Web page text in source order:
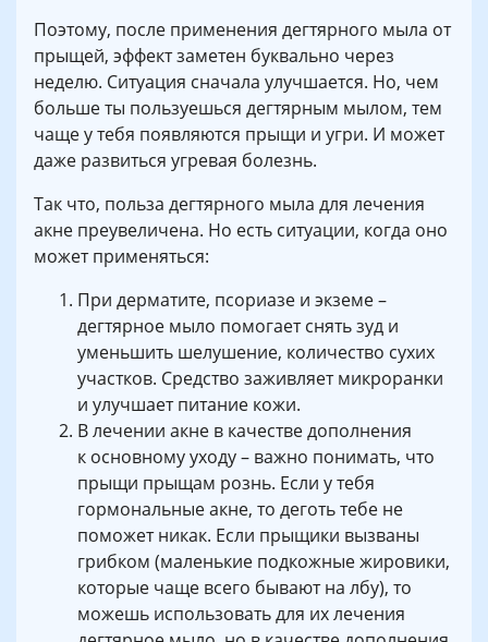
Поэтому, после применения дегтярного мыла от
прыщей, эффект заметен буквально через
неделю. Ситуация сначала улучшается. Но, чем
больше ты пользуешься дегтярным мылом, тем
чаще у тебя появляются прыщи и угри. И может
даже развиться угревая болезнь.
Так что, польза дегтярного мыла для лечения
акне преувеличена. Но есть ситуации, когда оно
может применяться:
При дерматите, псориазе и экземе –
дегтярное мыло помогает снять зуд и
уменьшить шелушение, количество сухих
участков. Средство заживляет микроранки
и улучшает питание кожи.
В лечении акне в качестве дополнения
к основному уходу – важно понимать, что
прыщи прыщам рознь. Если у тебя
гормональные акне, то деготь тебе не
поможет никак. Если прыщики вызваны
грибком (маленькие подкожные жировики,
которые чаще всего бывают на лбу), то
можешь использовать для их лечения